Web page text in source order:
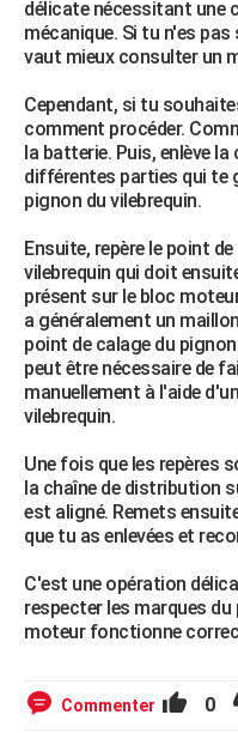
délicate nécessitant une
mécanique. Si tu n'es
vaut mieux consulter un
Cependant, si tu
comment procéder.
la batterie. Puis, enlève
différentes parties qui te
pignon du vilebrequin.
Ensuite, repère le point
vilebrequin qui doit
présent sur le bloc
a généralement un
point de calage du
peut être nécessaire de
manuellement à l'aide
vilebrequin.
Une fois que les repères
la chaîne de distribution
est aligné. Remets
que tu as enlevées et
C'est une opération
respecter les marques
moteur fonctionne
Commenter 0